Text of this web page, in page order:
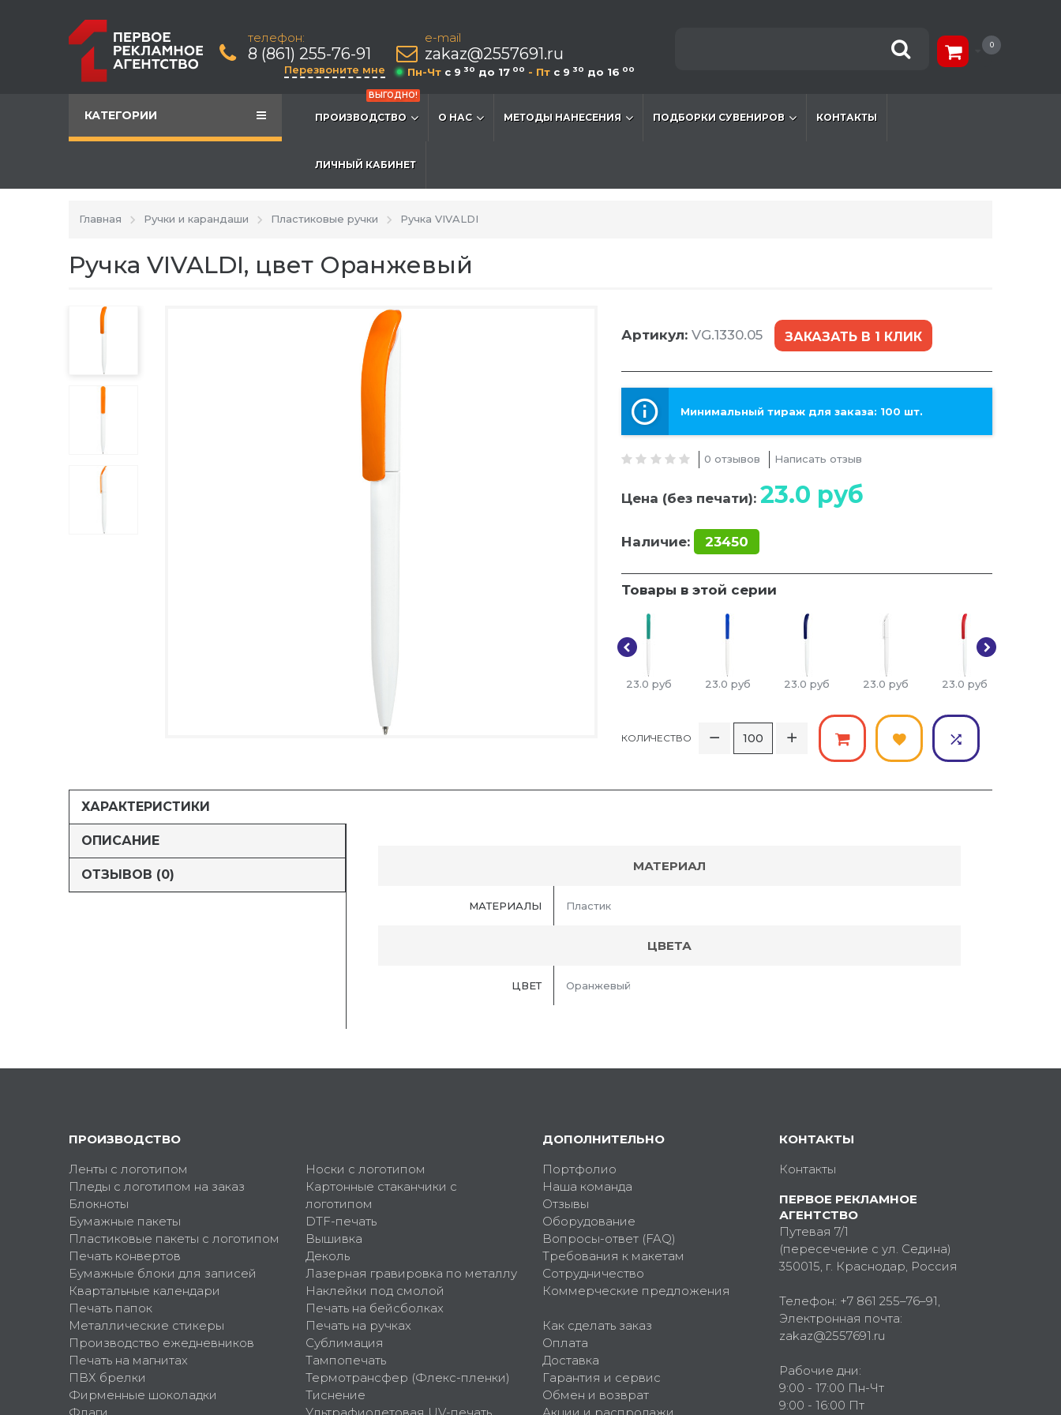
телефон:
8 (861) 255-76-91
Перезвоните мне
e-mail
zakaz@2557691.ru
Пн-Чт c 9 30 до 17 00 - Пт c 9 30 до 16 00
0
КАТЕГОРИИ
ВЫГОДНО!
ПРОИЗВОДСТВО О НАС МЕТОДЫ НАНЕСЕНИЯ ПОДБОРКИ СУВЕНИРОВ КОНТАКТЫ
ЛИЧНЫЙ КАБИНЕТ
Главная Ручки и карандаши Пластиковые ручки Ручка VIVALDI
Ручка VIVALDI, цвет Оранжевый
Артикул: VG.1330.05 ЗАКАЗАТЬ В 1 КЛИК
Минимальный тираж для заказа: 100 шт.
0 отзывов Написать отзыв
Цена (без печати): 23.0 руб
Наличие: 23450
Товары в этой серии
23.0 руб 23.0 руб 23.0 руб 23.0 руб 23.0 руб
КОЛИЧЕСТВО
ХАРАКТЕРИСТИКИ
ОПИСАНИЕ
ОТЗЫВОВ (0)
МАТЕРИАЛ
МАТЕРИАЛЫ Пластик
ЦВЕТА
ЦВЕТ Оранжевый
ПРОИЗВОДСТВО
Ленты с логотипом
Пледы с логотипом на заказ
Блокноты
Бумажные пакеты
Пластиковые пакеты с логотипом
Печать конвертов
Бумажные блоки для записей
Квартальные календари
Печать папок
Металлические стикеры
Производство ежедневников
Печать на магнитах
ПВХ брелки
Фирменные шоколадки
Носки с логотипом
Картонные стаканчики с
логотипом
DTF-печать
Вышивка
Деколь
Лазерная гравировка по металлу
Наклейки под смолой
Печать на бейсболках
Печать на ручках
Сублимация
Тампопечать
Термотрансфер (Флекс-пленки)
Тиснение
ДОПОЛНИТЕЛЬНО
Портфолио
Наша команда
Отзывы
Оборудование
Вопросы-ответ (FAQ)
Требования к макетам
Сотрудничество
Коммерческие предложения
Как сделать заказ
Оплата
Доставка
Гарантия и сервис
Обмен и возврат
КОНТАКТЫ
Контакты
ПЕРВОЕ РЕКЛАМНОЕ
АГЕНТСТВО
Путевая 7/1
(пересечение с ул. Седина)
350015, г. Краснодар, Россия
Телефон: +7 861 255–76–91,
Электронная почта:
zakaz@2557691.ru
Рабочие дни:
9:00 - 17:00 Пн-Чт
9:00 - 16:00 Пт